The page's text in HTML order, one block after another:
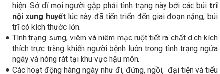
hiện. Sở dĩ mọi người gặp phải tình trạng này bởi các búi trĩ
nội xung huyếtlúc này đã tiến triển đến giai đoạn nặng, búi
trĩ có kích thước lớn.
Tình trạng sưng, viêm và niêm mạc ruột tiết ra chất dịch kích
thích trực tràng khiến người bệnh luôn trong tình trạng ngứa
ngáy và nóng rát tại khu vực hậu môn.
Các hoạt động hàng ngày như đi, đứng, ngồi, đại tiện và tiểu